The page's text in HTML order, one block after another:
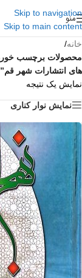
Skip to navigation
Skip to main content
منو
خانه/
محصولات برچسب
های انتشارات شهر قم”
نمایش یک نتیجه
نمایش نوار کناری